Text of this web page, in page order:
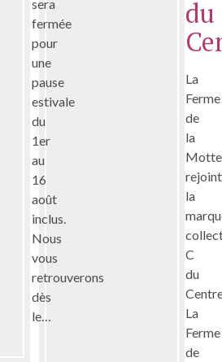
sera
fermée
pour
une
pause
estivale
du
1er
au
16
août
inclus.
Nous
vous
retrouverons
dès
le…
du
La
Ferme
de
la
Motte
rejoint
la
C
du
La
Ferme
de